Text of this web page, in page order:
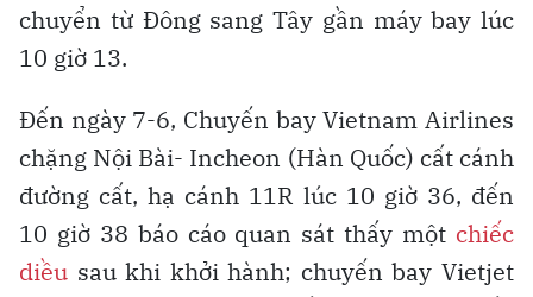
chuyển từ Đông sang Tây gần máy bay lúc
10 giờ 13.
Đến ngày 7-6, Chuyến bay Vietnam Airlines
chặng Nội Bài- Incheon (Hàn Quốc) cất cánh
đường cất, hạ cánh 11R lúc 10 giờ 36, đến
10 giờ 38 báo cáo quan sát thấy một chiếc
diều sau khi khởi hành; chuyến bay Vietjet